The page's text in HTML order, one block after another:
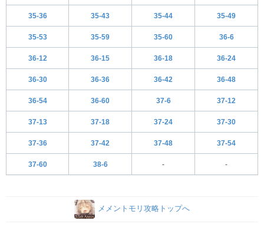
35-36 35-43 35-44 35-49
35-53 35-59 35-60 36-6
36-12 36-15 36-18 36-24
36-30 36-36 36-42 36-48
36-54 36-60 37-6 37-12
37-13 37-18 37-24 37-30
37-36 37-42 37-48 37-54
37-60 38-6 - -
メメントモリ攻略トップへ